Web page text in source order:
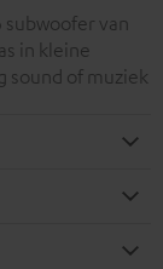
subwoofer van
in kleine
sound of muziek